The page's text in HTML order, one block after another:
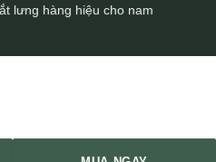
lưng hàng hiệu cho nam